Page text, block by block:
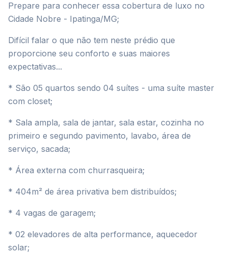
Prepare para conhecer essa cobertura de luxo no
Cidade Nobre - Ipatinga/MG;
Difícil falar o que não tem neste prédio que
proporcione seu conforto e suas maiores
expectativas...
* São 05 quartos sendo 04 suítes - uma suíte master
com closet;
* Sala ampla, sala de jantar, sala estar, cozinha no
primeiro e segundo pavimento, lavabo, área de
serviço, sacada;
* Área externa com churrasqueira;
* 404m² de área privativa bem distribuídos;
* 4 vagas de garagem;
* 02 elevadores de alta performance, aquecedor
solar;